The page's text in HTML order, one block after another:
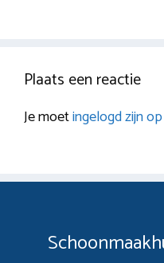
Plaats een reactie
Je moetingelogd zijn op